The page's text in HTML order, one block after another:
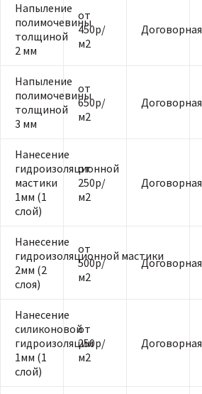
Напыление
полимочевины
толщиной
2 мм
от
450р/
м2
Договорная
Напыление
полимочевины
толщиной
3 мм
от
650р/
м2
Договорная
Нанесение
гидроизоляционной
мастики
1мм (1
слой)
от
250р/
м2
Договорная
Нанесение
гидроизоляционной мастики
2мм (2
слоя)
от
500р/
м2
Договорная
Нанесение
силиконовой
гидроизоляции
1мм (1
слой)
от
250р/
м2
Договорная